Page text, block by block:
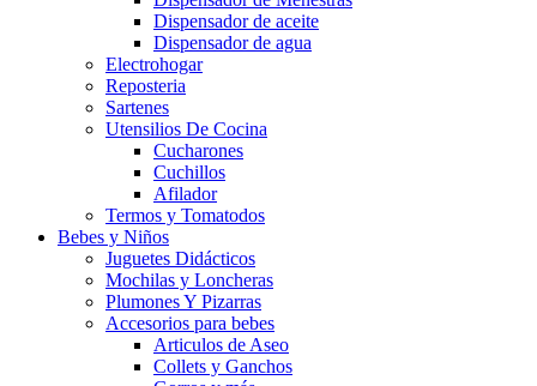
Dispensador de aceite
Dispensador de agua
Electrohogar
Reposteria
Sartenes
Utensilios De Cocina
Cucharones
Cuchillos
Afilador
Termos y Tomatodos
Bebes y Niños
Juguetes Didácticos
Mochilas y Loncheras
Plumones Y Pizarras
Accesorios para bebes
Articulos de Aseo
Collets y Ganchos